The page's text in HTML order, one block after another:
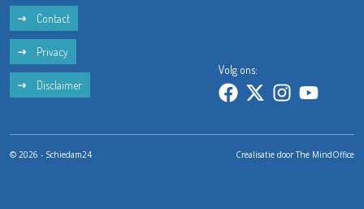
Contact
Privacy
Disclaimer
Volg ons:
© 2026 - Schiedam24 Crealisatie doorThe MindOffice